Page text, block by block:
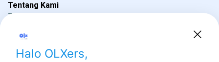
Tentang Kami
Tentang OLX
Direktorat Jenderal Perlindungan Konsumen dan
Tertib Niaga